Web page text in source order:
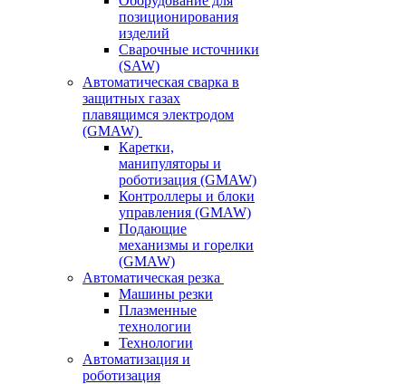
позиционирования
изделий
Сварочные источники
(SAW)
Автоматическая сварка в
защитных газах
плавящимся электродом
(GMAW)
Каретки,
манипуляторы и
роботизация (GMAW)
Контроллеры и блоки
управления (GMAW)
Подающие
механизмы и горелки
(GMAW)
Автоматическая резка
Машины резки
Плазменные
технологии
Технологии
Автоматизация и
роботизация